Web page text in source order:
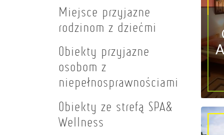
Miejsce przyjazne
rodzinom z dziećmi
Obiekty przyjazne
osobom z
niepełnosprawnościami
Obiekty ze strefą SPA&
Wellness